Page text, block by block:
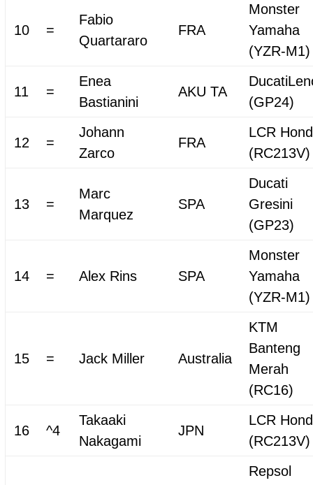
10 =
Fabio
Quartararo
FRA
Monster
Yamaha
(YZR-M1)
11 =
Enea
Bastianini
AKU TA
(GP24)
12 =
Johann
Zarco
FRA
LCR
(RC213V)
13 =
Marc
Marquez
SPA
Ducati
Gresini
(GP23)
14 = Alex Rins SPA
Monster
Yamaha
(YZR-M1)
15 = Jack Miller Australia
KTM
Banteng
Merah
(RC16)
16 ^4
Takaaki
Nakagami
JPN
LCR
(RC213V)
Repsol